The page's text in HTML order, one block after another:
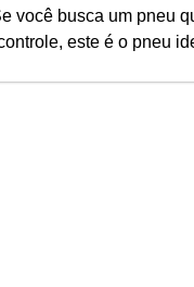
você busca um pneu
este é o pneu